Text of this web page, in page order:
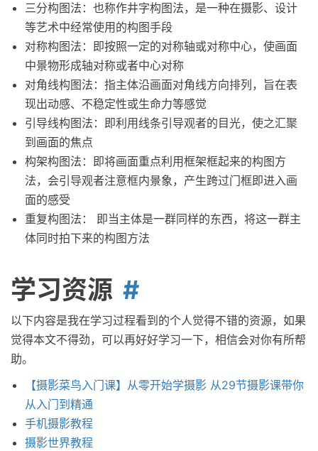
三分构图法：也称作井字构图法，是一种在摄影、设计
等艺术中经常使用的构图手段
对称构图法：即按照一定的对称轴或对称中心，使画面
中景物形成轴对称或者中心对称
对角线构图法：指主体沿画面对角线方向排列，旨在表
现出动感、不稳定性或生命力等感觉
引导线构图法：即利用线条引导观者的目光，使之汇聚
到画面的焦点
构架构图法：即将画面重点利用框架框起来的构图方
法，会引导观者注意框内景象，产生跨过门框即进入画
面的感受
重复构图法： 即当主体是一群同样的东西，将这一群主
体同时拍下来的构图方法
学习资源
以下内容是我在学习过程看到的个人觉得不错的资源，如果
觉得本文不得劲，可以再好好学习一下，相信会对你有所帮
助。
【摄影菜鸟入门课】从零开始学摄影 从29节摄影课带你
从入门到精通
手机摄影教程
摄影世界教程